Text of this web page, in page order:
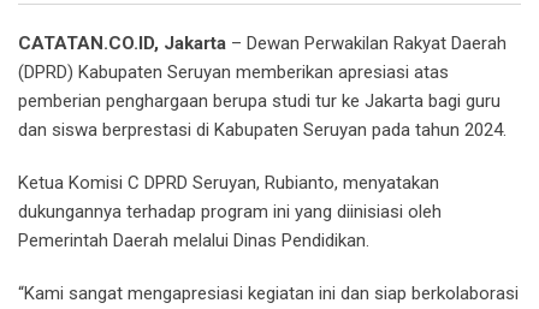
CATATAN.CO.ID, Jakarta – Dewan Perwakilan Rakyat Daerah
(DPRD) Kabupaten Seruyan memberikan apresiasi atas
pemberian penghargaan berupa studi tur ke Jakarta bagi guru
dan siswa berprestasi di Kabupaten Seruyan pada tahun 2024.
Ketua Komisi C DPRD Seruyan, Rubianto, menyatakan
dukungannya terhadap program ini yang diinisiasi oleh
Pemerintah Daerah melalui Dinas Pendidikan.
“Kami sangat mengapresiasi kegiatan ini dan siap berkolaborasi